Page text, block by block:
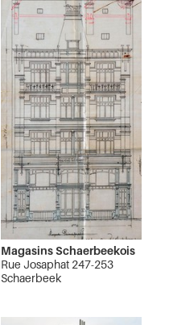
Magasins Schaerbeekois
Rue Josaphat 247-253
Schaerbeek